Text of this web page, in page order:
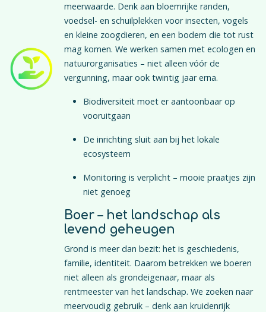
meerwaarde. Denk aan bloemrijke randen,
voedsel- en schuilplekken voor insecten, vogels
en kleine zoogdieren, en een bodem die tot rust
mag komen. We werken samen met ecologen en
natuurorganisaties – niet alleen vóór de
vergunning, maar ook twintig jaar erna.
Biodiversiteit moet er aantoonbaar op
vooruitgaan
De inrichting sluit aan bij het lokale
ecosysteem
Monitoring is verplicht – mooie praatjes zijn
niet genoeg
Boer – het landschap als
levend geheugen
Grond is meer dan bezit: het is geschiedenis,
familie, identiteit. Daarom betrekken we boeren
niet alleen als grondeigenaar, maar als
rentmeester van het landschap. We zoeken naar
meervoudig gebruik – denk aan kruidenrijk